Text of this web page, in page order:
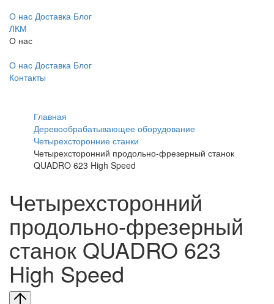
О нас Доставка Блог
ЛКМ
О нас
О нас Доставка Блог
Контакты
Главная
Деревообрабатывающее оборудование
Четырехсторонние станки
Четырехсторонний продольно-фрезерный станок
QUADRO 623 High Speed
Четырехсторонний
продольно-фрезерный
станок QUADRO 623
High Speed